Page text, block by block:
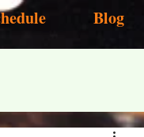
Blog